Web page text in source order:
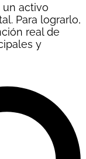
activo
Para lograrlo,
real de
y